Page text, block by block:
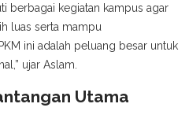
berbagai kegiatan kampus agar
luas serta mampu
ini adalah peluang besar untuk
ujar Aslam.
Utama